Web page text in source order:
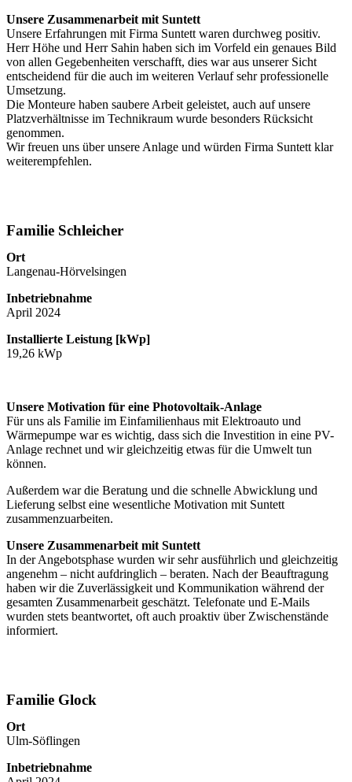
Unsere Zusammenarbeit mit Suntett
Unsere Erfahrungen mit Firma Suntett waren durchweg positiv.
Herr Höhe und Herr Sahin haben sich im Vorfeld ein genaues Bild
von allen Gegebenheiten verschafft, dies war aus unserer Sicht
entscheidend für die auch im weiteren Verlauf sehr professionelle
Umsetzung.
Die Monteure haben saubere Arbeit geleistet, auch auf unsere
Platzverhältnisse im Technikraum wurde besonders Rücksicht
genommen.
Wir freuen uns über unsere Anlage und würden Firma Suntett klar
weiterempfehlen.
Familie Schleicher
Ort
Langenau-Hörvelsingen
Inbetriebnahme
April 2024
Installierte Leistung [kWp]
19,26 kWp
Unsere Motivation für eine Photovoltaik-Anlage
Für uns als Familie im Einfamilienhaus mit Elektroauto und
Wärmepumpe war es wichtig, dass sich die Investition in eine PV-
Anlage rechnet und wir gleichzeitig etwas für die Umwelt tun
können.
Außerdem war die Beratung und die schnelle Abwicklung und
Lieferung selbst eine wesentliche Motivation mit Suntett
zusammenzuarbeiten.
Unsere Zusammenarbeit mit Suntett
In der Angebotsphase wurden wir sehr ausführlich und gleichzeitig
angenehm – nicht aufdringlich – beraten. Nach der Beauftragung
haben wir die Zuverlässigkeit und Kommunikation während der
gesamten Zusammenarbeit geschätzt. Telefonate und E-Mails
wurden stets beantwortet, oft auch proaktiv über Zwischenstände
informiert.
Familie Glock
Ort
Ulm-Söflingen
Inbetriebnahme